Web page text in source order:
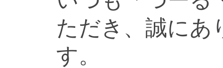
ただき、誠にあ
す。